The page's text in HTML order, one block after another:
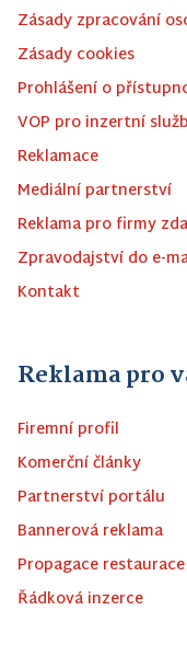
Zásady zpracování
Zásady cookies
Prohlášení o
VOP pro inzertní
Reklamace
Mediální partnerství
Reklama pro firmy
Zpravodajství do e-
Kontakt
Reklama pro
Firemní profil
Komerční články
Partnerství portálu
Bannerová reklama
Propagace restaurace
Řádková inzerce